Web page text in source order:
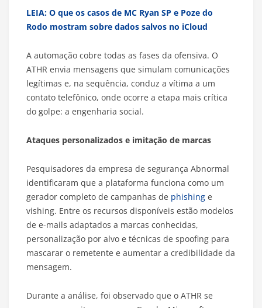
LEIA: O que os casos de MC Ryan SP e Poze do
Rodo mostram sobre dados salvos no iCloud
A automação cobre todas as fases da ofensiva. O
ATHR envia mensagens que simulam comunicações
legítimas e, na sequência, conduz a vítima a um
contato telefônico, onde ocorre a etapa mais crítica
do golpe: a engenharia social.
Ataques personalizados e imitação de marcas
Pesquisadores da empresa de segurança Abnormal
identificaram que a plataforma funciona como um
gerador completo de campanhas de phishing e
vishing. Entre os recursos disponíveis estão modelos
de e-mails adaptados a marcas conhecidas,
personalização por alvo e técnicas de spoofing para
mascarar o remetente e aumentar a credibilidade da
mensagem.
Durante a análise, foi observado que o ATHR se